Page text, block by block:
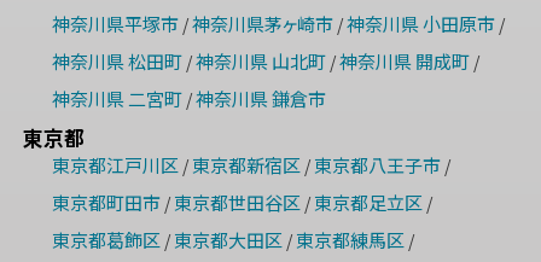
神奈川県平塚市/神奈川県茅ヶ崎市/神奈川県 小田原市/
神奈川県 松田町/神奈川県 山北町/神奈川県 開成町/
神奈川県 二宮町/神奈川県 鎌倉市
東京都
東京都江戸川区 / 東京都新宿区 / 東京都八王子市/
東京都町田市/ 東京都世田谷区 / 東京都足立区 /
東京都葛飾区 / 東京都大田区 / 東京都練馬区 /